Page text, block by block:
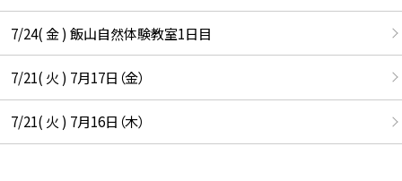
7/24( 金 ) 飯山自然体験教室1日目
7/21( 火 ) 7月17日（金）
7/21( 火 ) 7月16日（木）